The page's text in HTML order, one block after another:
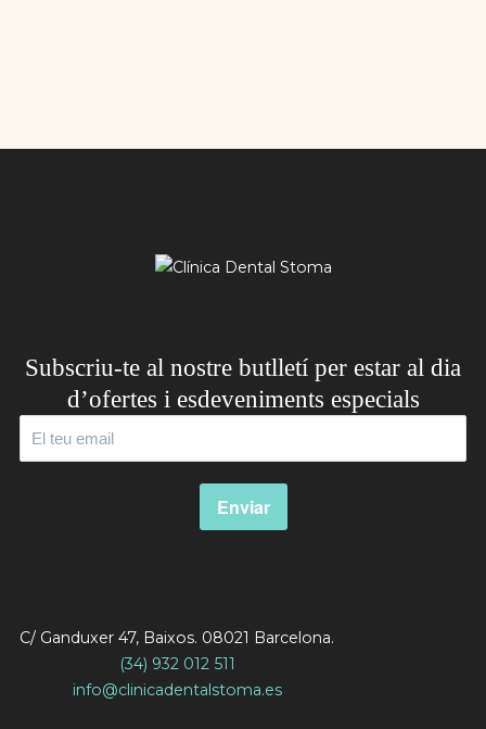
Subscriu-te al nostre butlletí per estar al dia
d’ofertes i esdeveniments especials
C/ Ganduxer 47, Baixos. 08021 Barcelona.
(34) 932 012 511
info@clinicadentalstoma.es